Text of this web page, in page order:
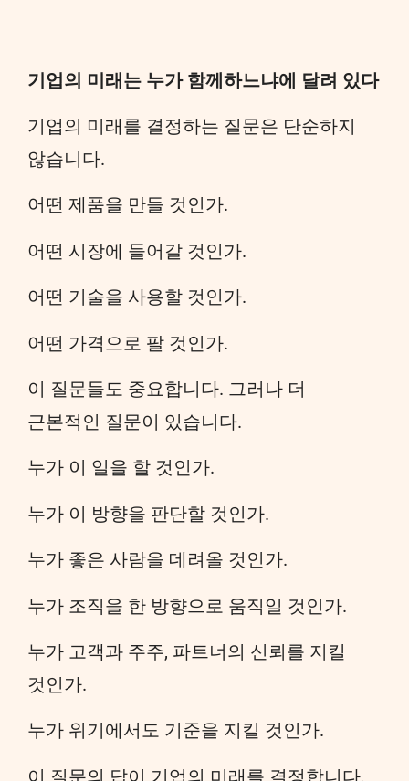
기업의 미래는 누가 함께하느냐에 달려 있다
기업의 미래를 결정하는 질문은 단순하지
않습니다.
어떤 제품을 만들 것인가.
어떤 시장에 들어갈 것인가.
어떤 기술을 사용할 것인가.
어떤 가격으로 팔 것인가.
이 질문들도 중요합니다. 그러나 더
근본적인 질문이 있습니다.
누가 이 일을 할 것인가.
누가 이 방향을 판단할 것인가.
누가 좋은 사람을 데려올 것인가.
누가 조직을 한 방향으로 움직일 것인가.
누가 고객과 주주, 파트너의 신뢰를 지킬
것인가.
누가 위기에서도 기준을 지킬 것인가.
이 질문의 답이 기업의 미래를 결정합니다.